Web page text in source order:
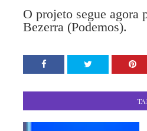
O projeto segue agora
Bezerra (Podemos).